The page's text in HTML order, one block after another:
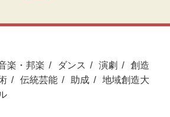
楽・邦楽 ダンス 演劇
創造
伝統芸能 助成
地域創造大